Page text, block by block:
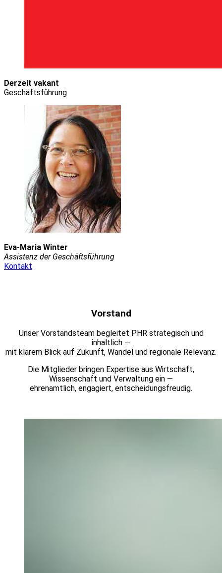
Derzeit vakant
Geschäftsführung
Eva-Maria Winter
Assistenz der Geschäftsführung
Kontakt
Vorstand
Unser Vorstandsteam begleitet PHR strategisch und
inhaltlich —
mit klarem Blick auf Zukunft, Wandel und regionale Relevanz.
Die Mitglieder bringen Expertise aus Wirtschaft,
Wissenschaft und Verwaltung ein —
ehrenamtlich, engagiert, entscheidungsfreudig.